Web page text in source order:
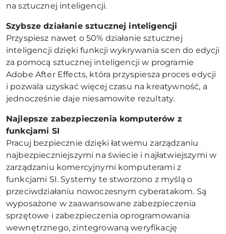
na sztucznej inteligencji.
Szybsze działanie sztucznej inteligencji
Przyspiesz nawet o 50% działanie sztucznej
inteligencji dzięki funkcji wykrywania scen do edycji
za pomocą sztucznej inteligencji w programie
Adobe After Effects, która przyspiesza proces edycji
i pozwala uzyskać więcej czasu na kreatywność, a
jednocześnie daje niesamowite rezultaty.
Najlepsze zabezpieczenia komputerów z
funkcjami SI
Pracuj bezpiecznie dzięki łatwemu zarządzaniu
najbezpieczniejszymi na świecie i najłatwiejszymi w
zarządzaniu komercyjnymi komputerami z
funkcjami SI. Systemy te stworzono z myślą o
przeciwdziałaniu nowoczesnym cyberatakom. Są
wyposażone w zaawansowane zabezpieczenia
sprzętowe i zabezpieczenia oprogramowania
wewnętrznego, zintegrowaną weryfikację